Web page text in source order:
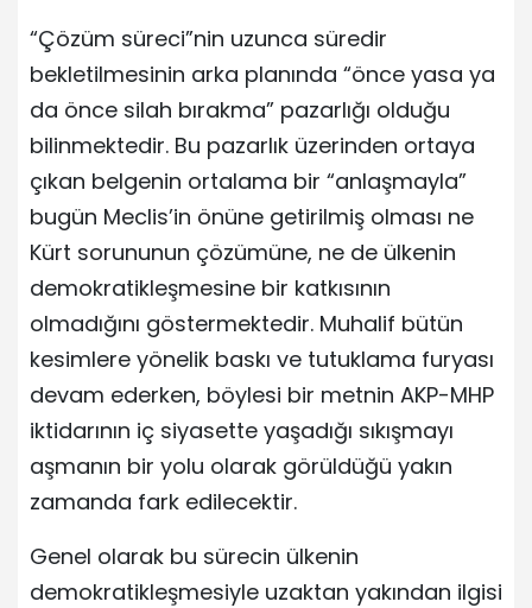
“Çözüm süreci”nin uzunca süredir
bekletilmesinin arka planında “önce yasa ya
da önce silah bırakma” pazarlığı olduğu
bilinmektedir. Bu pazarlık üzerinden ortaya
çıkan belgenin ortalama bir “anlaşmayla”
bugün Meclis’in önüne getirilmiş olması ne
Kürt sorununun çözümüne, ne de ülkenin
demokratikleşmesine bir katkısının
olmadığını göstermektedir. Muhalif bütün
kesimlere yönelik baskı ve tutuklama furyası
devam ederken, böylesi bir metnin AKP-MHP
iktidarının iç siyasette yaşadığı sıkışmayı
aşmanın bir yolu olarak görüldüğü yakın
zamanda fark edilecektir.
Genel olarak bu sürecin ülkenin
demokratikleşmesiyle uzaktan yakından ilgisi